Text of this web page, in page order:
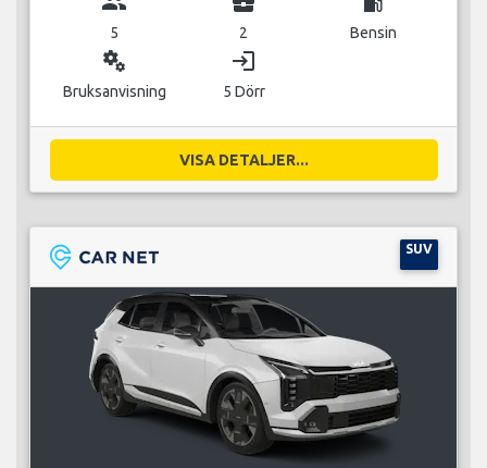
5 2 Bensin
miscellaneous_services
Bruksanvisning
login
5 Dörr
VISA DETALJER...
SUV